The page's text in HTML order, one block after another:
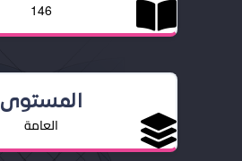
146
المستوى
العامة